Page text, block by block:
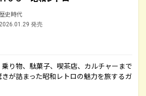
歴史時代
2026.01.29 発売
り物、駄菓子、喫茶店、カルチャーまで
が詰まった昭和レトロの魅力を旅するガ